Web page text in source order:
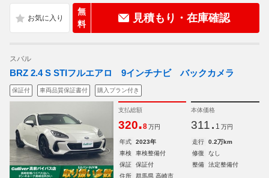
無
料
見積もり・在庫確認
スバル
BRZ 2.4 S STIフルエアロ 9インチナビ バックカメラ
保証付 車両品質保証書付 購入プラン付き
支払総額
320.8 万円
本体価格
311. 1 万円
年式 2023年 走行
0.2万km
車検
車検整備付 修復
なし
保証
保証付 整備
法定整備付
住所
群馬県 高崎市